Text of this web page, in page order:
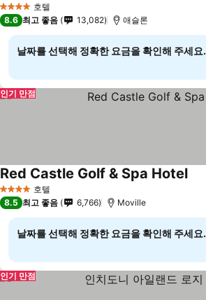
4 성급 호텔
8.6 최고 좋음 13,082 애슬론
날짜를 선택해 정확한 요금을 확인해 주세요.
인기 만점
4 성급 호텔
Red Castle Golf & Spa Hotel
8.5 최고 좋음 6,766 Moville
날짜를 선택해 정확한 요금을 확인해 주세요.
인기 만점